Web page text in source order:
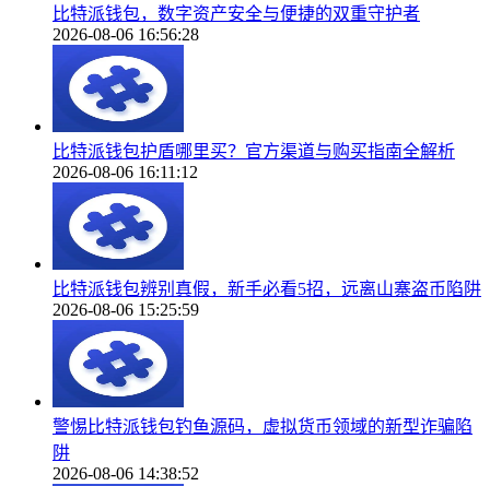
比特派钱包，数字资产安全与便捷的双重守护者
2026-08-06 16:56:28
比特派钱包护盾哪里买？官方渠道与购买指南全解析
2026-08-06 16:11:12
比特派钱包辨别真假，新手必看5招，远离山寨盗币陷阱
2026-08-06 15:25:59
警惕比特派钱包钓鱼源码，虚拟货币领域的新型诈骗陷
阱
2026-08-06 14:38:52